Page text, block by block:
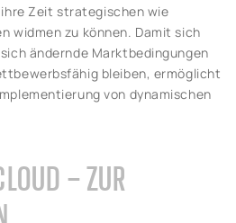
Zeit strategischen wie
widmen zu können. Damit sich
ändernde Marktbedingungen
bleiben, ermöglicht
von dynamischen
– ZUR